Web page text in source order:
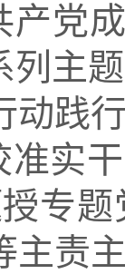
产党
列主
动践
准实
专
主责